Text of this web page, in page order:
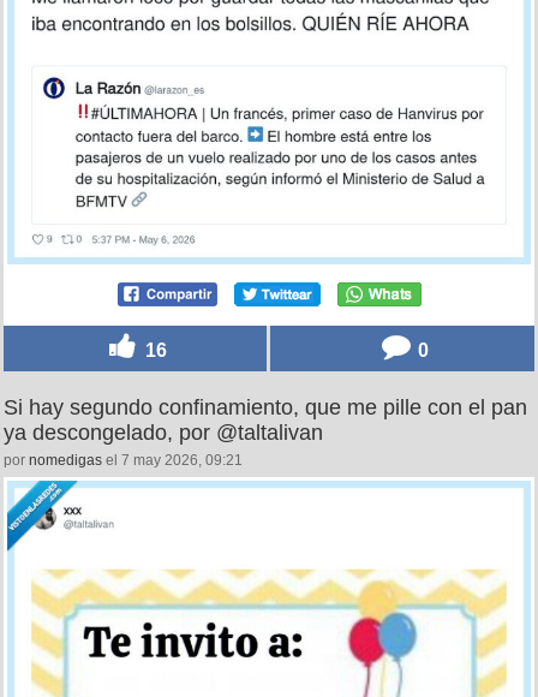
16 0
Si hay segundo confinamiento, que me pille con el pan
ya descongelado, por @taltalivan
por nomedigas el 7 may 2026, 09:21